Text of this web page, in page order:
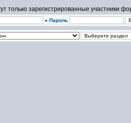
только зарегистрированные участники
» Пароль